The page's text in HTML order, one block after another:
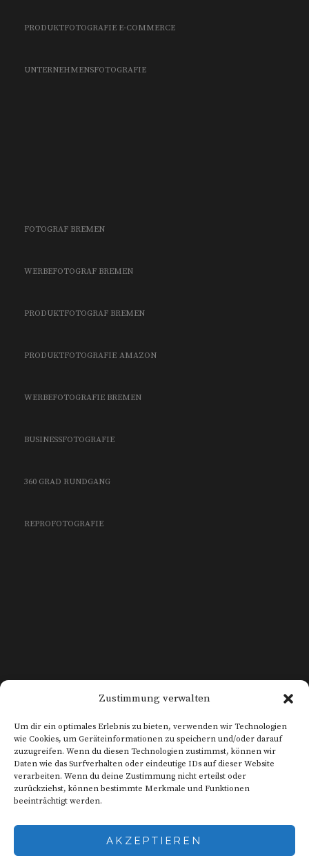
Zustimmung verwalten
Um dir ein optimales Erlebnis zu bieten, verwenden wir Technologien
wie Cookies, um Geräteinformationen zu speichern und/oder darauf
zuzugreifen. Wenn du diesen Technologien zustimmst, können wir
Daten wie das Surfverhalten oder eindeutige IDs auf dieser Website
verarbeiten. Wenn du deine Zustimmung nicht erteilst oder
zurückziehst, können bestimmte Merkmale und Funktionen
beeinträchtigt werden.
AKZEPTIEREN
PRODUKTFOTOGRAFIE E-COMMERCE
UNTERNEHMENSFOTOGRAFIE
FOTOGRAF BREMEN
WERBEFOTOGRAF BREMEN
PRODUKTFOTOGRAF BREMEN
PRODUKTFOTOGRAFIE AMAZON
WERBEFOTOGRAFIE BREMEN
BUSINESSFOTOGRAFIE
360 GRAD RUNDGANG
REPROFOTOGRAFIE
KONTAKT
DATENSCHUTZ
IMPRESSUM